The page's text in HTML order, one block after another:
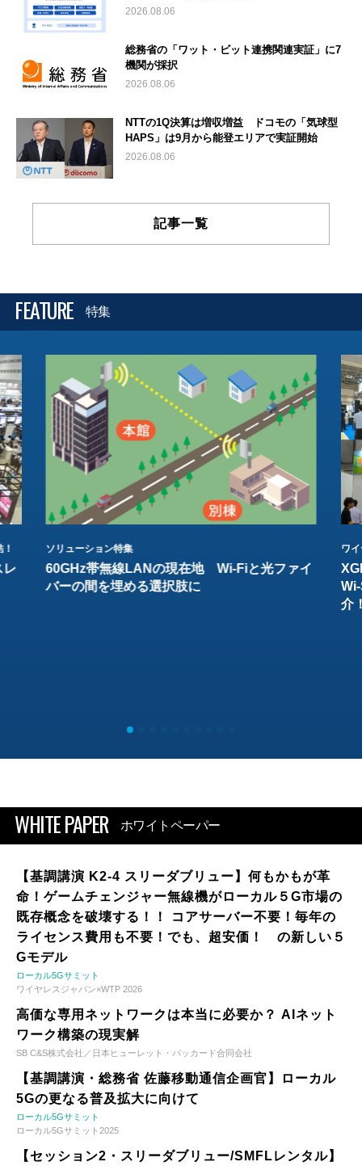
2026.08.06
総務省の「ワット・ビット連携関連実証」に7
機関が採択
2026.08.06
NTTの1Q決算は増収増益 ドコモの「気球型
HAPS」は9月から能登エリアで実証開始
2026.08.06
記事一覧
FEATURE 特集
レ
ソリューション特集
60GHz帯無線LANの現在地 Wi-Fiと光ファイ
バーの間を埋める選択肢に
ワ
介
WHITE PAPER ホワイトペーパー
【基調講演 K2-4 スリーダブリュー】何もかもが革
命！ゲームチェンジャー無線機がローカル５G市場の
既存概念を破壊する！！ コアサーバー不要！毎年の
ライセンス費用も不要！でも、超安価！ の新しい５
Gモデル
ローカル5Gサミット
ワイヤレスジャパン×WTP 2026
高価な専用ネットワークは本当に必要か？ AIネット
ワーク構築の現実解
SB C&S株式会社／日本ヒューレット・パッカード合同会社
【基調講演・総務省 佐藤移動通信企画官】ローカル
5Gの更なる普及拡大に向けて
ローカル5Gサミット
ローカル5Gサミット2025
【セッション2・スリーダブリュー/SMFLレンタル】